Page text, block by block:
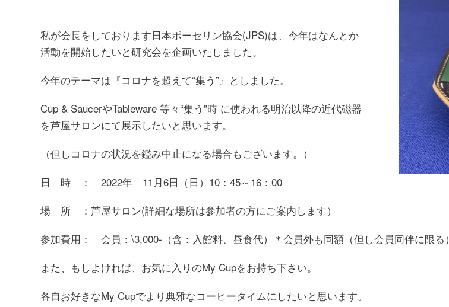
私が会長をしております日本ポーセリン協会(JPS)は、今年はなんとか
活動を開始したいと研究会を企画いたしました。
今年のテーマは『コロナを超えて“集う”』としました。
Cup & SaucerやTableware 等々“集う”時 に使われる明治以降の近代磁器
を芦屋サロンにて展示したいと思います。
（但しコロナの状況を鑑み中止になる場合もございます。）
日 時 ： 2022年 11月6日（日）10：45～16：00
場 所 ：芦屋サロン(詳細な場所は参加者の方にご案内します）
参加費用： 会員：\3,000-（含：入館料、昼食代）＊会員外も同額（但し会員同伴に限る）
また、もしよければ、お気に入りのMy Cupをお持ち下さい。
各自お好きなMy Cupでより典雅なコーヒータイムにしたいと思います。